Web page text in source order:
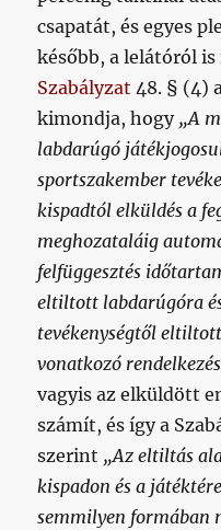
csapatát, és egyes
később, a lelátóról
Szabályzat 48. § (4)
kimondja, hogy „A
labdarúgó
sportszakember
kispadtól elküldés a
meghozataláig
felfüggesztés
eltiltott labdarúgóra
tevékenységtől
vonatkozó
vagyis az elküldött
számít, és így a
szerint „Az eltiltás
kispadon és a
semmilyen formában